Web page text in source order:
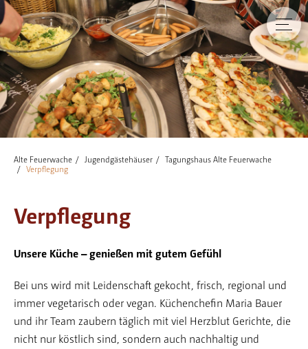
Alte Feuerwache Jugendgästehäuser
Tagungshaus Alte Feuerwache
Verpflegung
Verpflegung
Unsere Küche – genießen mit gutem Gefühl
Bei uns wird mit Leidenschaft gekocht, frisch, regional und
immer vegetarisch oder vegan. Küchenchefin Maria Bauer
und ihr Team zaubern täglich mit viel Herzblut Gerichte, die
nicht nur köstlich sind, sondern auch nachhaltig und